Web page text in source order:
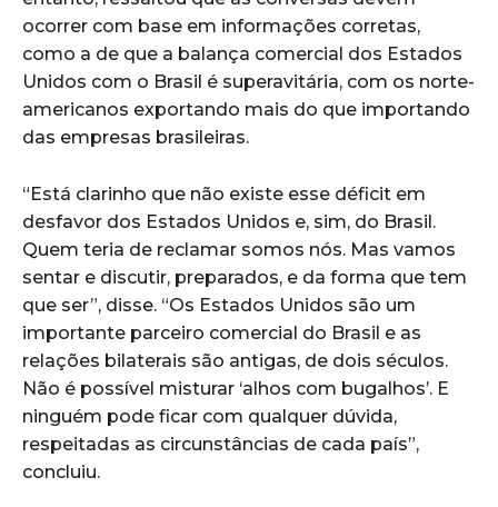
ocorrer com base em informações corretas,
como a de que a balança comercial dos Estados
Unidos com o Brasil é superavitária, com os norte-
americanos exportando mais do que importando
das empresas brasileiras.
“Está clarinho que não existe esse déficit em
desfavor dos Estados Unidos e, sim, do Brasil.
Quem teria de reclamar somos nós. Mas vamos
sentar e discutir, preparados, e da forma que tem
que ser”, disse. “Os Estados Unidos são um
importante parceiro comercial do Brasil e as
relações bilaterais são antigas, de dois séculos.
Não é possível misturar ‘alhos com bugalhos’. E
ninguém pode ficar com qualquer dúvida,
respeitadas as circunstâncias de cada país”,
concluiu.